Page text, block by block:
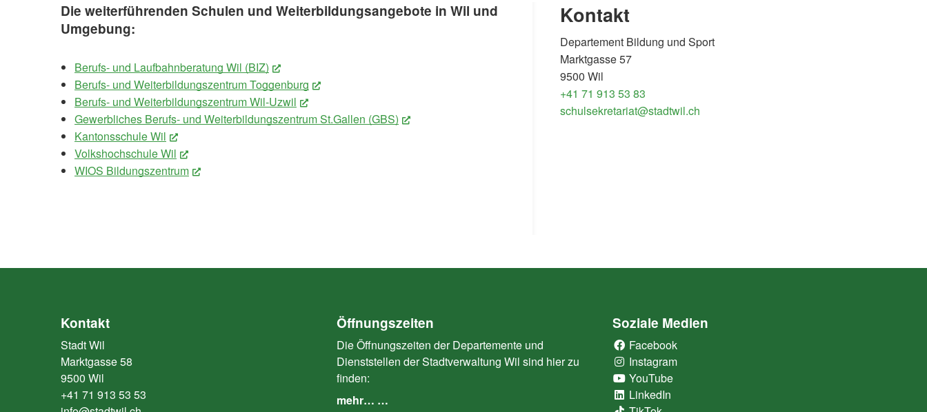
Die weiterführenden Schulen und Weiterbildungsangebote in Wil und
Umgebung:
Berufs- und Laufbahnberatung Wil (BIZ)
(External Link)
Berufs- und Weiterbildungszentrum Toggenburg
(External Link)
Berufs- und Weiterbildungszentrum Wil-Uzwil
(External Link)
Gewerbliches Berufs- und Weiterbildungszentrum St.Gallen (GBS)
(External Link)
Kantonsschule Wil
(External Link)
Volkshochschule Wil
(External Link)
WIOS Bildungszentrum
(External Link)
Kontakt
Departement Bildung und Sport
Marktgasse 57
9500 Wil
+41 71 913 53 83
schulsekretariat@stadtwil.ch
Kontakt
Stadt Wil
Marktgasse 58
9500 Wil
+41 71 913 53 53
Öffnungszeiten
Die Öffnungszeiten der Departemente und
Dienststellen der Stadtverwaltung Wil sind hier zu
finden:
mehr… …
Soziale Medien
Facebook
Instagram
YouTube
LinkedIn